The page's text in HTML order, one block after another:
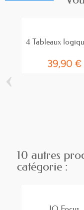
4 Tableaux
39,90 €
‹
10 autres
catégorie :